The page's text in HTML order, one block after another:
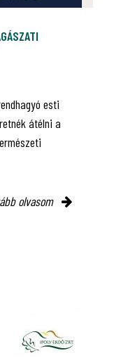
esti
átélni a
olvasom